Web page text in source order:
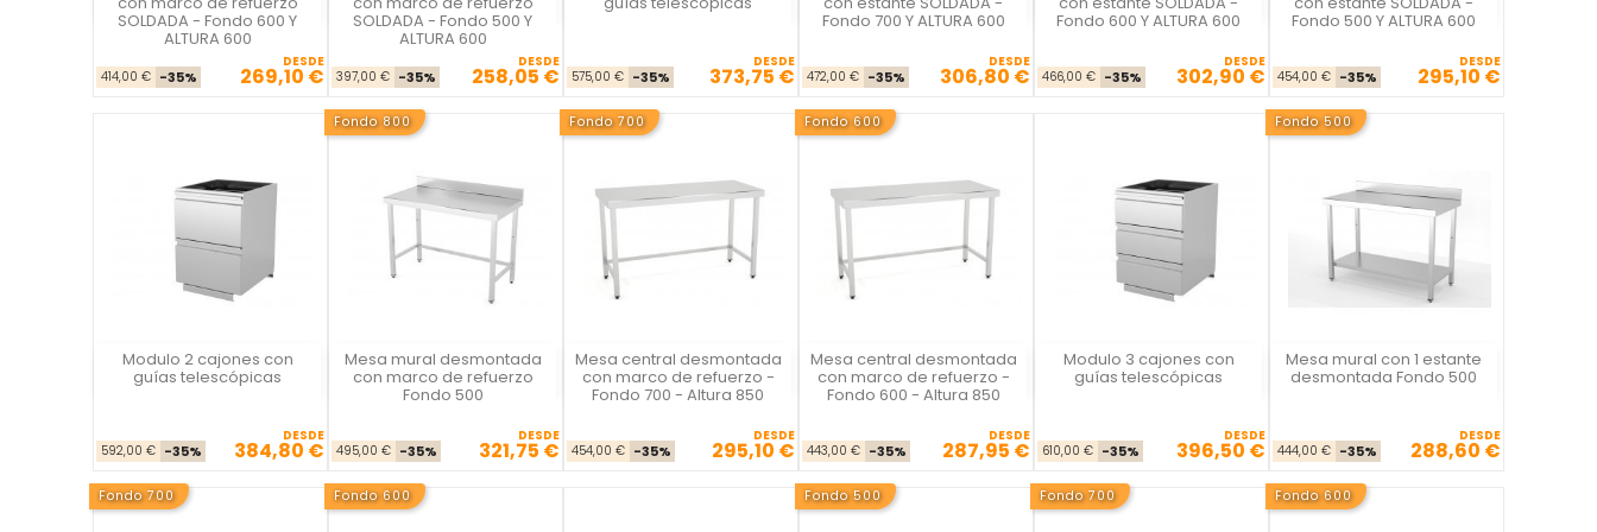
SOLDADA - Fondo 600 Y
ALTURA 600
Precio base
414,00 € -35% Precio
DESDE
269,10 €
SOLDADA - Fondo 500 Y
ALTURA 600
Precio base
397,00 € -35% Precio
DESDE
258,05 € Precio base
575,00 € -35% Precio
DESDE
373,75 €
Fondo 700 Y ALTURA 600
Precio base
472,00 € -35% Precio
DESDE
306,80 €
Fondo 600 Y ALTURA 600
Precio base
466,00 € -35% Precio
DESDE
302,90 €
Fondo 500 Y ALTURA 600
Precio base
454,00 € -35% Precio
DESDE
295,10 €
Modulo 2 cajones con
guías telescópicas
Precio base
592,00 € -35% Precio
DESDE
384,80 €
La Casa del Chef
Fondo 800
Mesa mural desmontada
con marco de refuerzo
Fondo 500
Precio base
495,00 € -35% Precio
DESDE
321,75 €
La Casa del Chef
Fondo 700
Mesa central desmontada
con marco de refuerzo -
Fondo 700 - Altura 850
Precio base
454,00 € -35% Precio
DESDE
295,10 €
La Casa del Chef
Fondo 600
Mesa central desmontada
con marco de refuerzo -
Fondo 600 - Altura 850
Precio base
443,00 € -35% Precio
DESDE
287,95 €
La Casa del Chef Modulo 3 cajones con
guías telescópicas
Precio base
610,00 € -35% Precio
DESDE
396,50 €
La Casa del Chef
Fondo 500
Mesa mural con 1 estante
desmontada Fondo 500
Precio base
444,00 € -35% Precio
DESDE
288,60 €
La Casa del Chef
Fondo 700 Fondo 600 Fondo 500 Fondo 700 Fondo 600